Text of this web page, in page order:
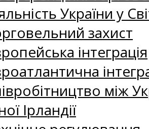
України у
захист
інтеграція
між
Ірландії